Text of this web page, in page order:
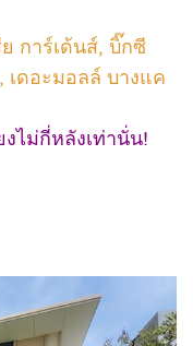
การ์เด้นส์, บิ๊กซี
เดอะมอลล์ บางแค
ไม่กี่หลังเท่านั่น!